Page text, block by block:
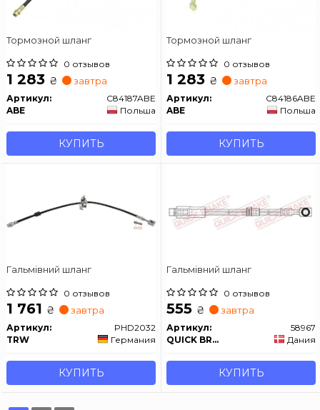
Тормозной шланг
0 отзывов
1 283 ₴ завтра
Артикул:
C84187ABE
ABE
Польша
КУПИТЬ
Тормозной шланг
0 отзывов
1 283 ₴ завтра
Артикул:
C84186ABE
ABE
Польша
КУПИТЬ
Гальмівний шланг
0 отзывов
1 761 ₴ завтра
Артикул:
PHD2032
TRW
Германия
КУПИТЬ
Гальмівний шланг
0 отзывов
555 ₴ завтра
Артикул:
58967
QUICK BRAKE
Дания
КУПИТЬ